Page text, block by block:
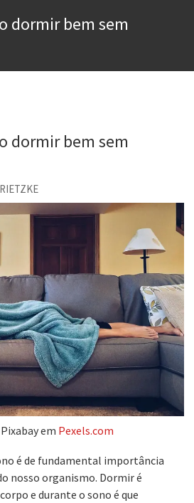
do sucesso
o “direito à tristeza”
dormir bem sem
dormir bem sem
em Pexels.com
é de fundamental importância
nosso organismo. Dormir é
e durante o sono é que